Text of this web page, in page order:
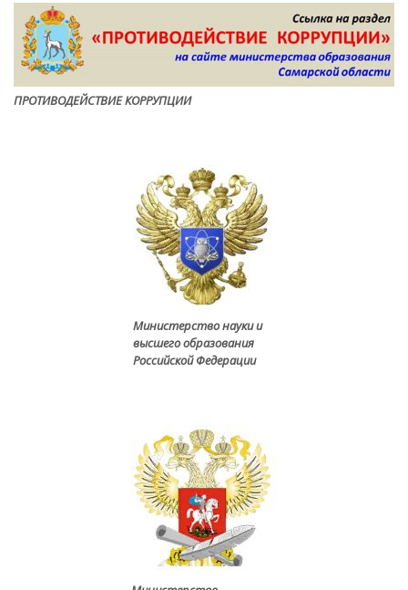
ПРОТИВОДЕЙСТВИЕ КОРРУПЦИИ
Министерство науки и
высшего образования
Российской Федерации